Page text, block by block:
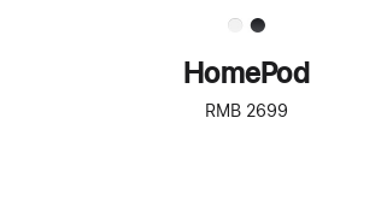
HomePod
RMB 2699